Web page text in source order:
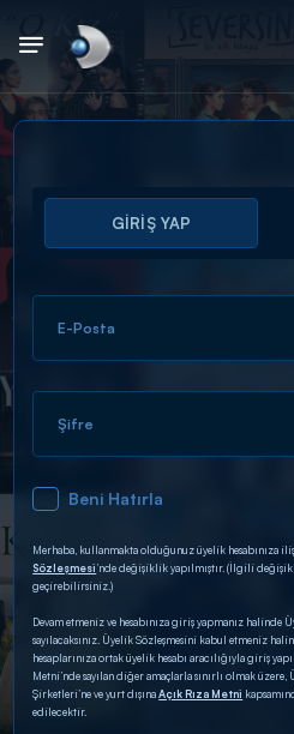
Arama
ARAMA SONUÇLARI
DİĞER SONUÇLAR
GİRİŞ YAP
E-Posta
Şifre
Beni Hatırla
Merhaba, kullanmakta olduğunuz üyelik hesabınıza
Sözleşmesi’nde değişiklik yapılmıştır. (İlgili
geçirebilirsiniz.)
Devam etmeniz ve hesabınıza giriş yapmanız halinde
sayılacaksınız. Üyelik Sözleşmesini kabul etmeniz
hesaplarınıza ortak üyelik hesabı aracılığıyla giriş
Metni’nde sayılan diğer amaçlarla sınırlı olmak
Şirketleri’ne ve yurt dışınaAçık Rıza Metni
edilecektir.